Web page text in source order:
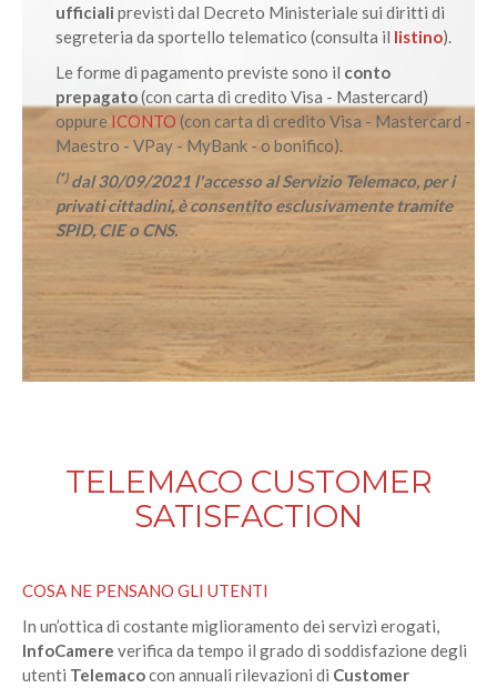
ufficiali previsti dal Decreto Ministeriale sui diritti di
segreteria da sportello telematico (consulta il listino).
Le forme di pagamento previste sono il conto
prepagato(con carta di credito Visa - Mastercard)
oppure ICONTO (con carta di credito Visa - Mastercard -
Maestro - VPay - MyBank - o bonifico).
(*)dal 30/09/2021 l'accesso al Servizio Telemaco, per i
privati cittadini, è consentito esclusivamente tramite
SPID, CIE o CNS.
TELEMACO CUSTOMER
SATISFACTION
COSA NE PENSANO GLI UTENTI
In un’ottica di costante miglioramento dei servizi erogati,
InfoCamere verifica da tempo il grado di soddisfazione degli
utenti Telemacocon annuali rilevazioni di Customer